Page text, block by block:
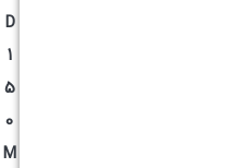
D
1
5
0
M